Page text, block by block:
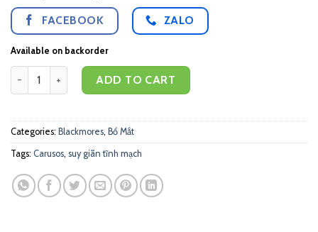
FACEBOOK ZALO
Available on backorder
Blackmores Fish Oil Dầu cá 1000mg (400 viên) quantity
ADD TO CART
Categories: Blackmores, Bổ Mắt
Tags: Carusos, suy giãn tĩnh mạch